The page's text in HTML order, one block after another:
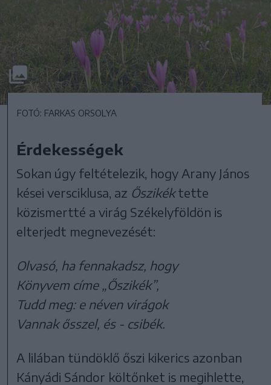
FOTÓ: FARKAS ORSOLYA
Érdekességek
Sokan úgy feltételezik, hogy Arany János
kései versciklusa, az Őszikéktette
közismertté a virág Székelyföldön is
elterjedt megnevezését:
Olvasó, ha fennakadsz, hogy
Könyvem címe „Őszikék”,
Tudd meg: e néven virágok
Vannak ősszel, és - csibék.
A lilában tündöklő őszi kikerics azonban
Kányádi Sándor költőnket is megihlette,